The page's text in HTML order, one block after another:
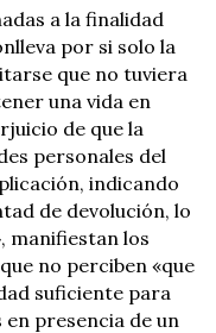
a la finalidad
por si solo la
que no tuviera
una vida en
de que la
personales del
indicando
de devolución, lo
manifiestan los
no perciben «que
suficiente para
presencia de un